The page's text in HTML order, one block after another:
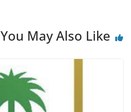
You May Also Like